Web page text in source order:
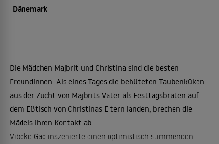
Dänemark
Die Mädchen Majbrit und Christina sind die besten
Freundinnen. Als eines Tages die behüteten Taubenküken
aus der Zucht von Majbrits Vater als Festtagsbraten auf
dem Eßtisch von Christinas Eltern landen, brechen die
Mädels ihren Kontakt ab...
Vibeke Gad inszenierte einen optimistisch stimmenden